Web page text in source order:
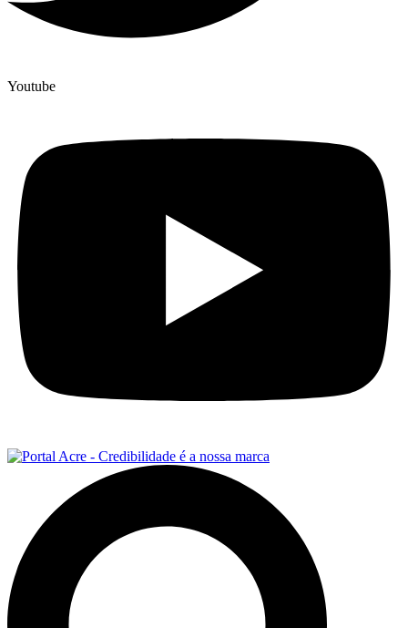
Youtube